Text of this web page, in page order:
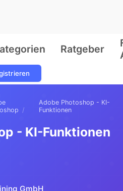
Ratgeber
Adobe Photoshop - KI-
Funktionen
- KI-Funktionen
GmbH